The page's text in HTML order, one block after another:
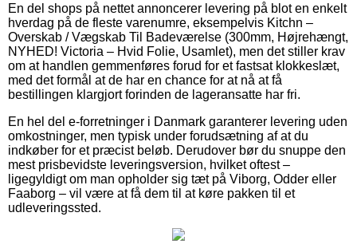
En del shops på nettet annoncerer levering på blot en enkelt
hverdag på de fleste varenumre, eksempelvis Kitchn –
Overskab / Vægskab Til Badeværelse (300mm, Højrehængt,
NYHED! Victoria – Hvid Folie, Usamlet), men det stiller krav
om at handlen gemmenføres forud for et fastsat klokkeslæt,
med det formål at de har en chance for at nå at få
bestillingen klargjort forinden de lageransatte har fri.
En hel del e-forretninger i Danmark garanterer levering uden
omkostninger, men typisk under forudsætning af at du
indkøber for et præcist beløb. Derudover bør du snuppe den
mest prisbevidste leveringsversion, hvilket oftest –
ligegyldigt om man opholder sig tæt på Viborg, Odder eller
Faaborg – vil være at få dem til at køre pakken til et
udleveringssted.